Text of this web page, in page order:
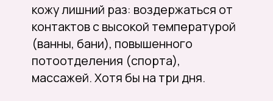
Оборудование